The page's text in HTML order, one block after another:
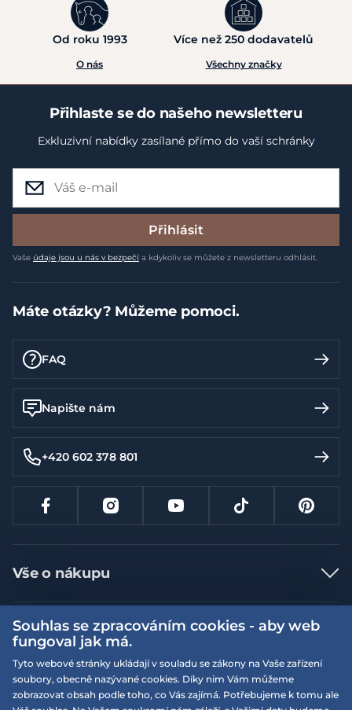
Od roku 1993
O nás
Více než 250 dodavatelů
Všechny značky
Přihlaste se do našeho newsletteru
Exkluzivní nabídky zasílané přímo do vaší schránky
Přihlásit
Vaše údaje jsou u nás v bezpečí a kdykoliv se můžete z newsletteru odhlásit.
Máte otázky? Můžeme pomoci.
FAQ
Napište nám
+420 602 378 801
Vše o nákupu
Jak nakupovat
Nejčastější dotazy
Doprava a platba
Vrácení a výměna zboží
Více informací
Obchodní podmínky
Podmínky EQS věrnostního klubu
Naše prodejny
Souhlas se zpracováním cookies - aby web
fungoval jak má.
Tyto webové stránky ukládají v souladu se zákony na Vaše zařízení
soubory, obecně nazývané cookies. Díky nim Vám můžeme
zobrazovat obsah podle toho, co Vás zajímá. Potřebujeme k tomu ale